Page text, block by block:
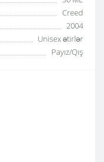
Creed
2004
Unisex ətirlər
Payız/Qış